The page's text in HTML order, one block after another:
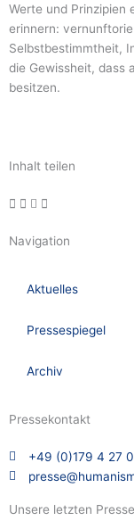
Navigation
Aktuelles
Pressespiegel
Archiv
Pressekontakt
+49 (0)179 4 27
Werte und Prinzipien
erinnern:
Selbstbestimmtheit,
die Gewissheit, dass
besitzen.
Inhalt teilen
Unsere letzten